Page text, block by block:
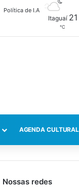
Política de I.A
Itaguaí 21
℃
AGENDA CULTURAL
Nossas redes